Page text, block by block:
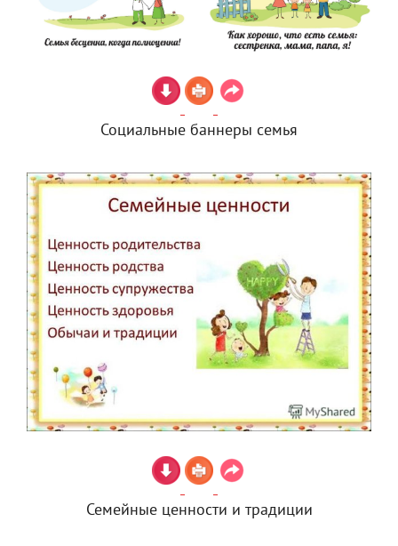
Социальные баннеры семья
Семейные ценности и традиции